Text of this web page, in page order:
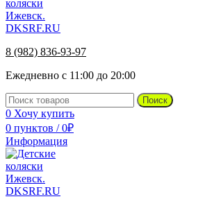
8 (982) 836-93-97
Ежедневно с 11:00 до 20:00
Поиск
0 Хочу купить
0 пунктов / 0₽
Информация